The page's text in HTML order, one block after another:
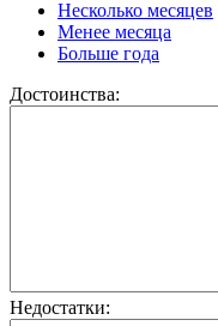
Несколько месяцев
Менее месяца
Больше года
Достоинства:
Недостатки: